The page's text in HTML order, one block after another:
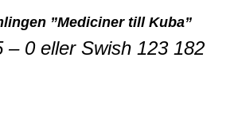
”Mediciner till Kuba”
– 0 ellerSwish 123 182